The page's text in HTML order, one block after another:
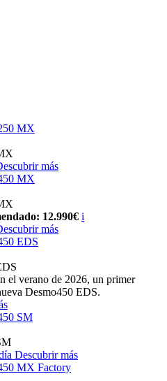
MX
más
MX
12.990€ i
más
EDS
el verano de 2026, un primer
Desmo450 EDS.
SM
Descubrir más
MX Factory